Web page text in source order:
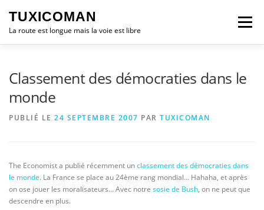
contenu
TUXICOMAN
La route est longue mais la voie est libre
Menu
Classement des démocraties dans le
monde
PUBLIÉ LE 24 SEPTEMBRE 2007 PAR TUXICOMAN
The Economist a publié récemment unclassement des démocraties dans
le monde. La France se place au 24ème rang mondial… Hahaha, et après
on ose jouer les moralisateurs… Avec notre sosie de Bush, on ne peut que
descendre en plus.